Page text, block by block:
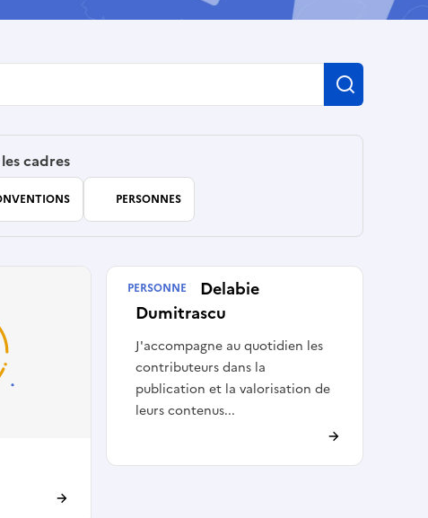
cadres
PERSONNES
Catinca Delabie
Dumitrascu
J'accompagne au quotidien les
contributeurs dans la
publication et la valorisation de
leurs contenus...
PERSONNE